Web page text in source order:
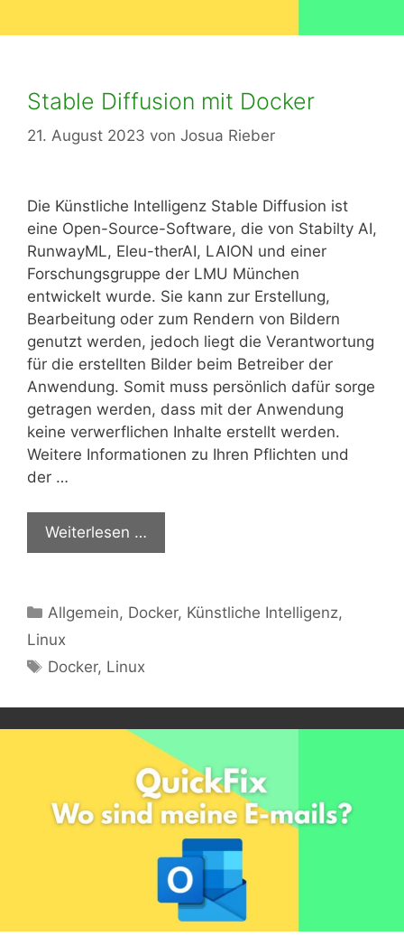
Stable Diffusion mit Docker
21. August 2023 von Josua Rieber
Die Künstliche Intelligenz Stable Diffusion ist
eine Open-Source-Software, die von Stabilty AI,
RunwayML, Eleu-therAI, LAION und einer
Forschungsgruppe der LMU München
entwickelt wurde. Sie kann zur Erstellung,
Bearbeitung oder zum Rendern von Bildern
genutzt werden, jedoch liegt die Verantwortung
für die erstellten Bilder beim Betreiber der
Anwendung. Somit muss persönlich dafür sorge
getragen werden, dass mit der Anwendung
keine verwerflichen Inhalte erstellt werden.
Weitere Informationen zu Ihren Pflichten und
der …
Weiterlesen …
Kategorien
Allgemein, Docker, Künstliche Intelligenz,
Linux
Schlagwörter
Docker, Linux